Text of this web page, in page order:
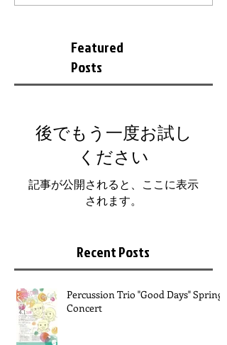
Featured
Posts
Recent Posts
後でもう一度お試し
ください
記事が公開されると、ここに表示
されます。
Percussion Trio "Good Days" Spring
Concert